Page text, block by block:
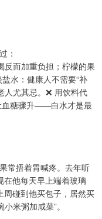
：
反而加重负担；柠檬的果
水：健康人不需要“补
人尤其忌。❌ 用饮料代
血糖骤升——白水才是最
常捂着胃喊疼。去年听
在他每天早上端着玻璃
周碰到他买包子，居然买
米粥加咸菜”。